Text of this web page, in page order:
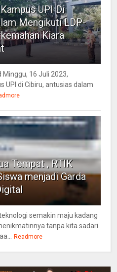
UPI Di
Mengikuti LDP-
Kiara
Minggu, 16 Juli 2023,
UPI di Cibiru, antusias dalam
Tempat , RTIK
menjadi Garda
semakin maju kadang
tanpa kita sadari
Readmore